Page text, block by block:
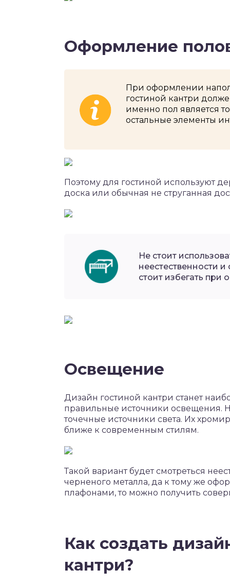
Оформление
При оформлении
гостиной кантри
именно пол является
остальные элементы
Поэтому для гостиной используют
доска или обычная не струганная
Не стоит
неестественности
стоит избегать при
Освещение
Дизайн гостиной кантри станет
правильные источники освещения.
точечные источники света. Их
ближе к современным стилям.
Такой вариант будет смотреться
черненого металла, да к тому же
плафонами, то можно получить
Как создать
кантри?